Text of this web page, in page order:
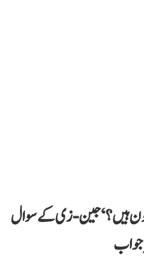
ہیں؟‘ جین-زی کے سوال
جواب